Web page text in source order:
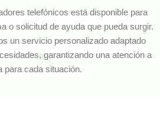
telefónicos está disponible para
o solicitud de ayuda que pueda surgir.
un servicio personalizado adaptado
garantizando una atención a
para cada situación.